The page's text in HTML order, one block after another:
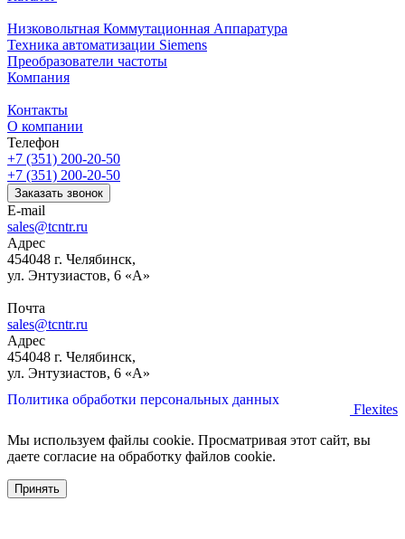
Низковольтная Коммутационная Аппаратура
Техника автоматизации Siemens
Преобразователи частоты
Компания
Контакты
О компании
Телефон
+7 (351) 200-20-50
+7 (351) 200-20-50
Заказать звонок
E-mail
sales@tcntr.ru
Адрес
454048 г. Челябинск,
ул. Энтузиастов, 6 «А»
Почта
sales@tcntr.ru
Адрес
454048 г. Челябинск,
ул. Энтузиастов, 6 «А»
Политика обработки персональных данных
Flexites
Мы используем файлы cookie. Просматривая этот сайт, вы
даете согласие на обработку файлов cookie.
Принять